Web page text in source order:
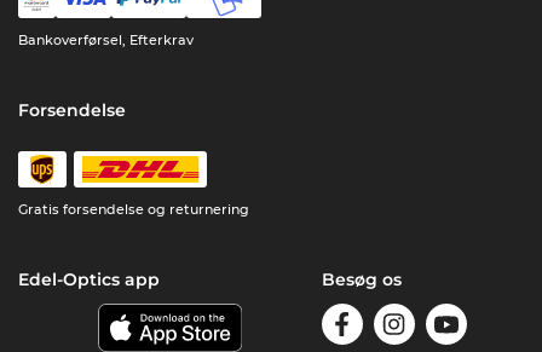
Bankoverførsel, Efterkrav
Forsendelse
Gratis forsendelse og returnering
Edel-Optics app Besøg os